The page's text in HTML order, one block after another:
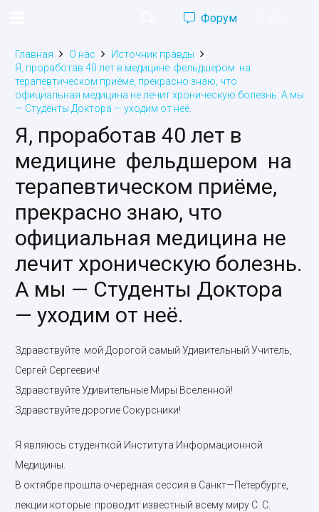
Форум
Главная О нас
Источник правды
Я, проработав 40 лет в медицине фельдшером на
терапевтическом приёме, прекрасно знаю, что
официальная медицина не лечит хроническую болезнь. А мы
— Студенты Доктора — уходим от неё.
Я, проработав 40 лет в
медицине фельдшером на
терапевтическом приёме,
прекрасно знаю, что
официальная медицина не
лечит хроническую болезнь.
А мы — Студенты Доктора
— уходим от неё.
Здравствуйте мой Дорогой самый Удивительный Учитель,
Сергей Сергеевич!
Здравствуйте Удивительные Миры Вселенной!
Здравствуйте дорогие Сокурсники!
Я являюсь студенткой Института Информационной
Медицины.
В октябре прошла очередная сессия в Санкт—Петербурге,
лекции которые проводит известный всему миру С. С.